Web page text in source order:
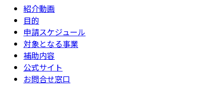
紹介動画
目的
申請スケジュール
対象となる事業
補助内容
公式サイト
お問合せ窓口